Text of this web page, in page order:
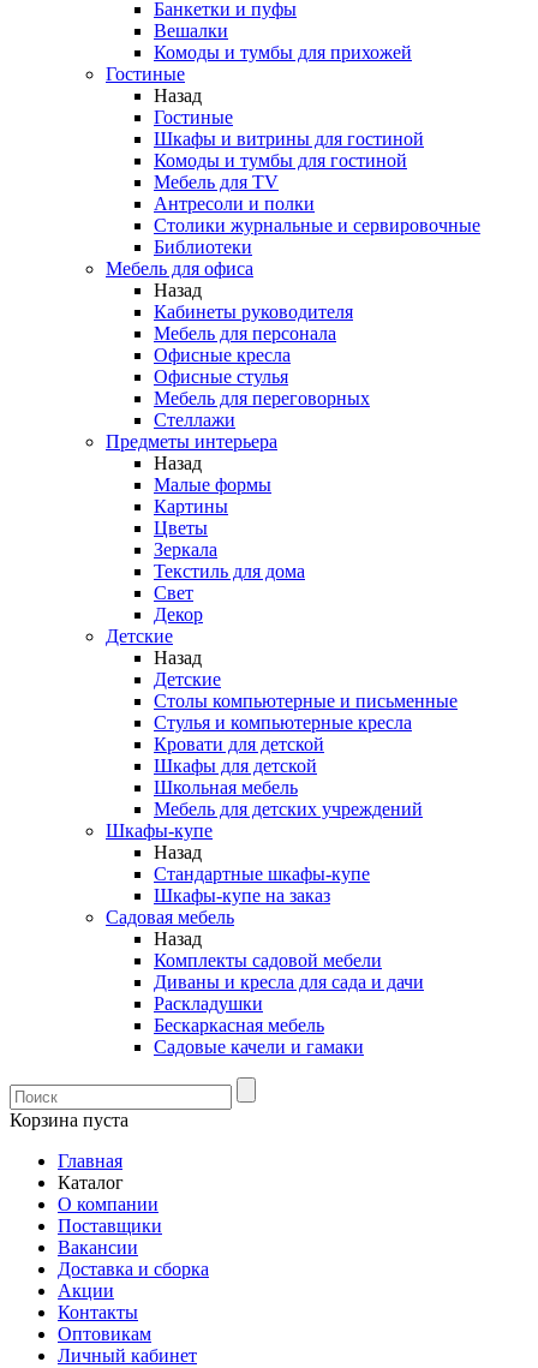
Банкетки и пуфы
Вешалки
Комоды и тумбы для прихожей
Гостиные
Назад
Гостиные
Шкафы и витрины для гостиной
Комоды и тумбы для гостиной
Мебель для TV
Антресоли и полки
Столики журнальные и сервировочные
Библиотеки
Мебель для офиса
Назад
Кабинеты руководителя
Мебель для персонала
Офисные кресла
Офисные стулья
Мебель для переговорных
Стеллажи
Предметы интерьера
Назад
Малые формы
Картины
Цветы
Зеркала
Текстиль для дома
Свет
Декор
Детские
Назад
Детские
Столы компьютерные и письменные
Стулья и компьютерные кресла
Кровати для детской
Шкафы для детской
Школьная мебель
Мебель для детских учреждений
Шкафы-купе
Назад
Стандартные шкафы-купе
Шкафы-купе на заказ
Садовая мебель
Назад
Комплекты садовой мебели
Диваны и кресла для сада и дачи
Раскладушки
Бескаркасная мебель
Садовые качели и гамаки
Корзина пуста
Главная
Каталог
О компании
Поставщики
Вакансии
Доставка и сборка
Акции
Контакты
Оптовикам
Личный кабинет